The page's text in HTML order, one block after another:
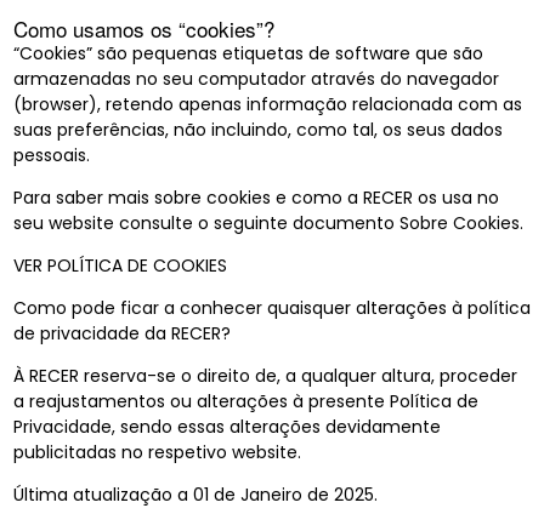
Como usamos os “cookies”?
“Cookies” são pequenas etiquetas de software que são
armazenadas no seu computador através do navegador
(browser), retendo apenas informação relacionada com as
suas preferências, não incluindo, como tal, os seus dados
pessoais.
Para saber mais sobre cookies e como a RECER os usa no
seu website consulte o seguinte documento Sobre Cookies.
VER POLÍTICA DE COOKIES
Como pode ficar a conhecer quaisquer alterações à política
de privacidade da RECER?
À RECER reserva-se o direito de, a qualquer altura, proceder
a reajustamentos ou alterações à presente Política de
Privacidade, sendo essas alterações devidamente
publicitadas no respetivo website.
Última atualização a 01 de Janeiro de 2025.